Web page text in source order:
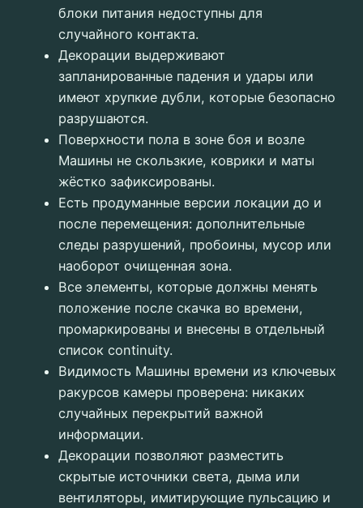
блоки питания недоступны для
случайного контакта.
Декорации выдерживают
запланированные падения и удары или
имеют хрупкие дубли, которые безопасно
разрушаются.
Поверхности пола в зоне боя и возле
Машины не скользкие, коврики и маты
жёстко зафиксированы.
Есть продуманные версии локации до и
после перемещения: дополнительные
следы разрушений, пробоины, мусор или
наоборот очищенная зона.
Все элементы, которые должны менять
положение после скачка во времени,
промаркированы и внесены в отдельный
список continuity.
Видимость Машины времени из ключевых
ракурсов камеры проверена: никаких
случайных перекрытий важной
информации.
Декорации позволяют разместить
скрытые источники света, дыма или
вентиляторы, имитирующие пульсацию и